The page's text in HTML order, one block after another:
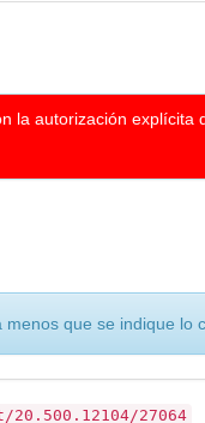
la autorización
que se indique lo
27064